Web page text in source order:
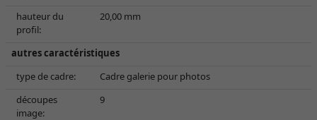
hauteur du
profil:
20,00 mm
autres caractéristiques
type de cadre:
Cadre galerie pour photos
découpes
image:
9